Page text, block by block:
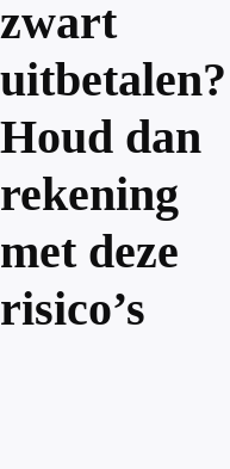
zwart
uitbetalen?
Houd dan
rekening
met deze
risico’s